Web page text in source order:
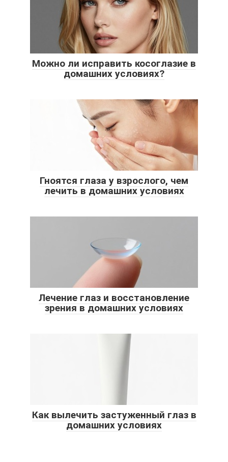
Можно ли исправить косоглазие в
домашних условиях?
Гноятся глаза у взрослого, чем
лечить в домашних условиях
Лечение глаз и восстановление
зрения в домашних условиях
Как вылечить застуженный глаз в
домашних условиях